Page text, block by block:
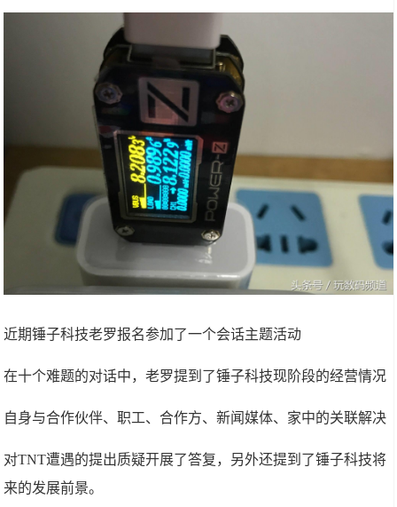
近期锤子科技老罗报名参加了一个会话主题活动
在十个难题的对话中，老罗提到了锤子科技现阶段的经营情况
自身与合作伙伴、职工、合作方、新闻媒体、家中的关联解决
对TNT遭遇的提出质疑开展了答复，另外还提到了锤子科技将
来的发展前景。